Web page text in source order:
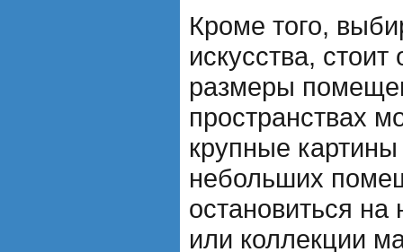
Кроме того,
искусства,
размеры
пространствах
крупные
небольших
остановиться
или коллекции